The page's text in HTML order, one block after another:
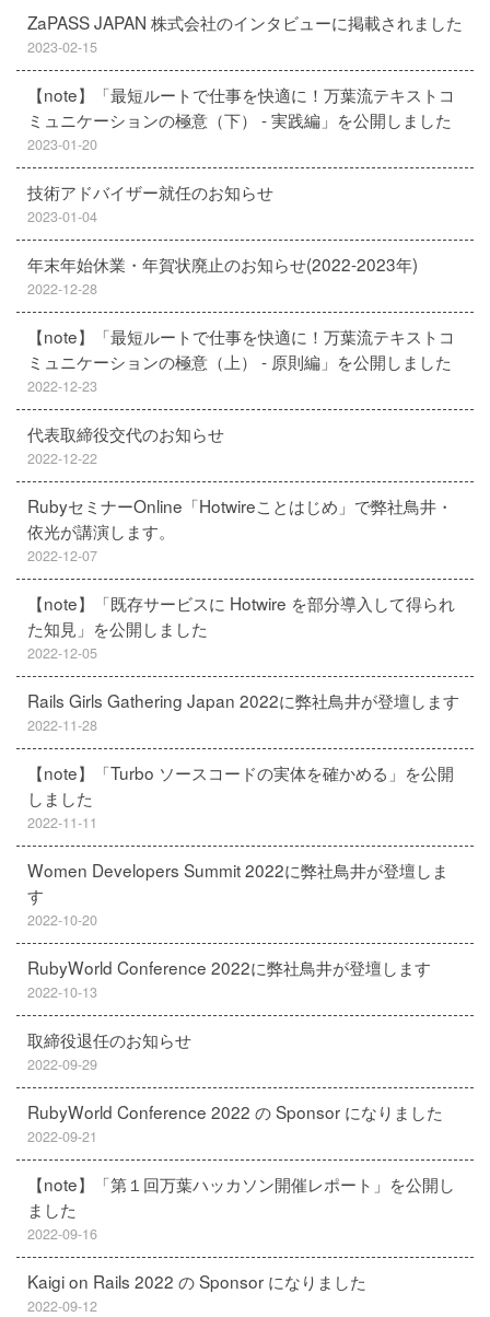
ZaPASS JAPAN 株式会社のインタビューに掲載されました
2023-02-15
【note】「最短ルートで仕事を快適に！万葉流テキストコ
ミュニケーションの極意（下） - 実践編」を公開しました
2023-01-20
技術アドバイザー就任のお知らせ
2023-01-04
年末年始休業・年賀状廃止のお知らせ(2022-2023年)
2022-12-28
【note】「最短ルートで仕事を快適に！万葉流テキストコ
ミュニケーションの極意（上） - 原則編」を公開しました
2022-12-23
代表取締役交代のお知らせ
2022-12-22
RubyセミナーOnline「Hotwireことはじめ」で弊社鳥井・
依光が講演します。
2022-12-07
【note】「既存サービスに Hotwire を部分導入して得られ
た知見」を公開しました
2022-12-05
Rails Girls Gathering Japan 2022に弊社鳥井が登壇します
2022-11-28
【note】「Turbo ソースコードの実体を確かめる」を公開
しました
2022-11-11
Women Developers Summit 2022に弊社鳥井が登壇しま
す
2022-10-20
RubyWorld Conference 2022に弊社鳥井が登壇します
2022-10-13
取締役退任のお知らせ
2022-09-29
RubyWorld Conference 2022 の Sponsor になりました
2022-09-21
【note】「第１回万葉ハッカソン開催レポート」を公開し
ました
2022-09-16
Kaigi on Rails 2022 の Sponsor になりました
2022-09-12